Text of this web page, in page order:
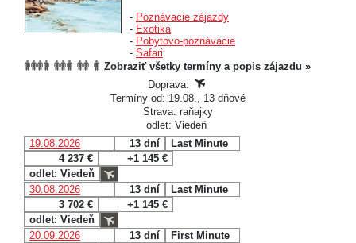
- Poznávacie zájazdy
- Exotika
- Pobytovo-poznávacie
- Safari
Zobraziť všetky termíny a popis zájazdu »
Doprava:
Termíny od: 19.08., 13 dňové
Strava: raňajky
odlet: Viedeň
19.08.2026
13 dní
Last Minute
4 237 €
+1 145 €
odlet: Viedeň
30.08.2026
13 dní
Last Minute
3 702 €
+1 145 €
odlet: Viedeň
20.09.2026
13 dní
First Minute